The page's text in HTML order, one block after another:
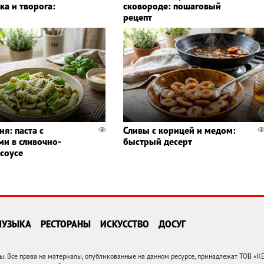
и творога:
сковороде: пошаговый
рецепт
паста с
в сливочно-
Сливы с корицей и медом:
быстрый десерт
РЕСТОРАНЫ ИСКУССТВО ДОСУГ
права на материалы, опубликованные на данном ресурсе, принадлежат ТОВ